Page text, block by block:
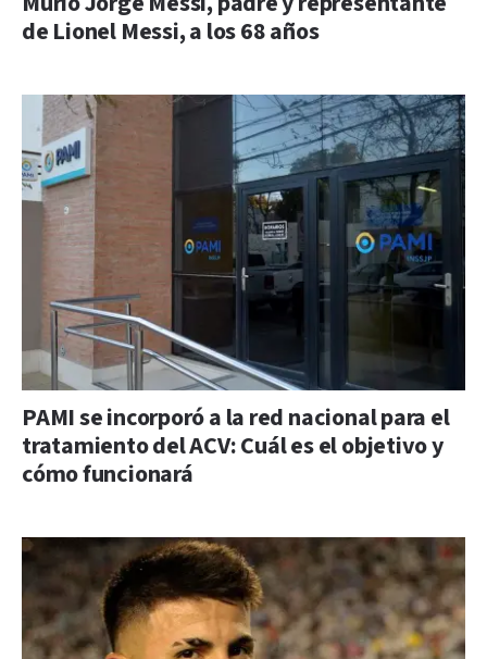
de Lionel Messi, a los 68 años
PAMI se incorporó a la red nacional para el
tratamiento del ACV: Cuál es el objetivo y
cómo funcionará